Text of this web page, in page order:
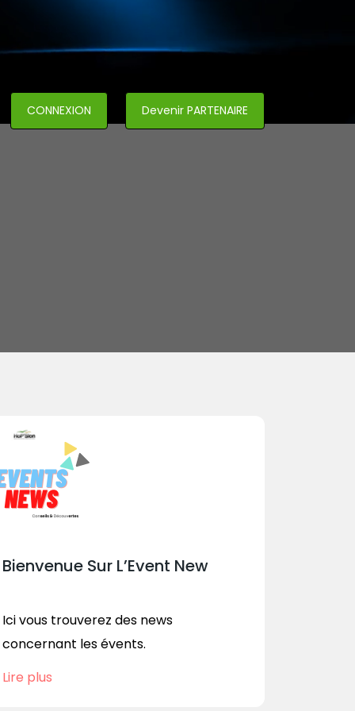
CONNEXION Devenir PARTENAIRE
Bienvenue Sur L’Event New
Ici vous trouverez des news
concernant les évents.
Lire plus